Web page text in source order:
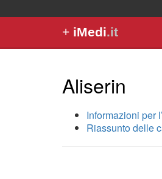
+ iMedi.it
Aliserin
Informazioni per
Riassunto delle